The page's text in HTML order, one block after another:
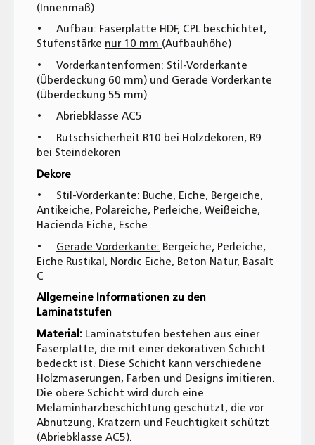
(Innenmaß)
• Aufbau: Faserplatte HDF, CPL beschichtet,
Stufenstärke nur 10 mm (Aufbauhöhe)
• Vorderkantenformen: Stil-Vorderkante
(Überdeckung 60 mm) und Gerade Vorderkante
(Überdeckung 55 mm)
• Abriebklasse AC5
• Rutschsicherheit R10 bei Holzdekoren, R9
bei Steindekoren
Dekore
• Stil-Vorderkante: Buche, Eiche, Bergeiche,
Antikeiche, Polareiche, Perleiche, Weißeiche,
Hacienda Eiche, Esche
• Gerade Vorderkante: Bergeiche, Perleiche,
Eiche Rustikal, Nordic Eiche, Beton Natur, Basalt
C
Allgemeine Informationen zu den
Laminatstufen
Material: Laminatstufen bestehen aus einer
Faserplatte, die mit einer dekorativen Schicht
bedeckt ist. Diese Schicht kann verschiedene
Holzmaserungen, Farben und Designs imitieren.
Die obere Schicht wird durch eine
Melaminharzbeschichtung geschützt, die vor
Abnutzung, Kratzern und Feuchtigkeit schützt
(Abriebklasse AC5).